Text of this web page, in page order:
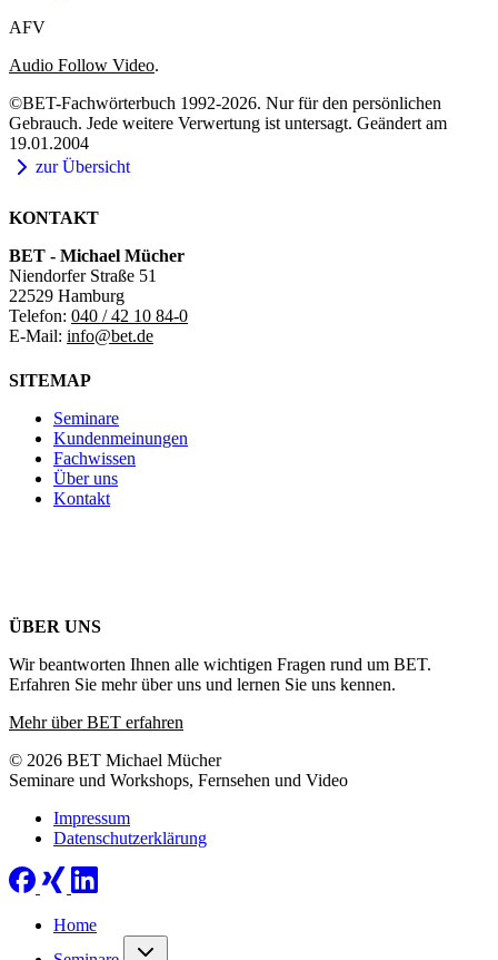
AFV
Audio Follow Video.
©BET-Fachwörterbuch 1992-2026. Nur für den persönlichen
Gebrauch. Jede weitere Verwertung ist untersagt. Geändert am
19.01.2004
zur Übersicht
KONTAKT
BET - Michael Mücher
Niendorfer Straße 51
22529 Hamburg
Telefon: 040 / 42 10 84-0
E-Mail: info@bet.de
SITEMAP
Seminare
Kundenmeinungen
Fachwissen
Über uns
Kontakt
ÜBER UNS
Wir beantworten Ihnen alle wichtigen Fragen rund um BET.
Erfahren Sie mehr über uns und lernen Sie uns kennen.
Mehr über BET erfahren
© 2026 BET Michael Mücher
Seminare und Workshops, Fernsehen und Video
Impressum
Datenschutzerklärung
Home